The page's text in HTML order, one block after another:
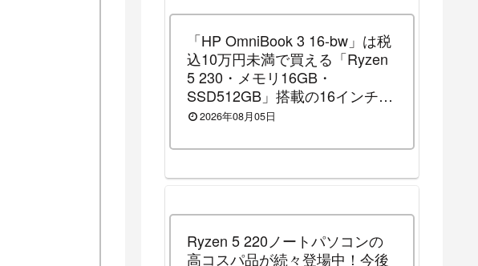
「HP OmniBook 3 16-bw」は税
込10万円未満で買える「Ryzen
5 230・メモリ16GB・
SSD512GB」搭載の16インチノ
ートパソコンです！（2026年8
ル中）
2026年08月05日
Ryzen 5 220ノートパソコンの
高コスパ品が続々登場中！今後